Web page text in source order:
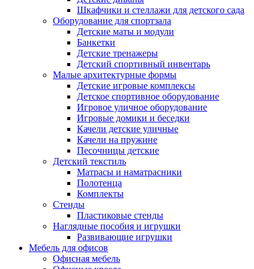
Шкафчики и стеллажи для детского сада
Оборудование для спортзала
Детские маты и модули
Банкетки
Детские тренажеры
Детский спортивный инвентарь
Малые архитектурные формы
Детские игровые комплексы
Детское спортивное оборудование
Игровое уличное оборудование
Игровые домики и беседки
Качели детские уличные
Качели на пружине
Песочницы детские
Детский текстиль
Матрасы и наматрасники
Полотенца
Комплекты
Стенды
Пластиковые стенды
Наглядные пособия и игрушки
Развивающие игрушки
Мебель для офисов
Офисная мебель